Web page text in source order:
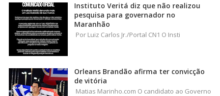
Instituto Veritá diz que não realizou
pesquisa para governador no
Maranhão
Por Luiz Carlos Jr./Portal CN1 O Insti
Orleans Brandão afirma ter convicção
de vitória
Matias Marinho.com O candidato ao Governo